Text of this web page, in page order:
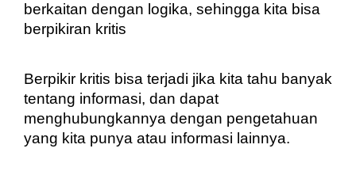
berkaitan dengan logika, sehingga kita bisa
berpikiran kritis
Berpikir kritis bisa terjadi jika kita tahu banyak
tentang informasi, dan dapat
menghubungkannya dengan pengetahuan
yang kita punya atau informasi lainnya.